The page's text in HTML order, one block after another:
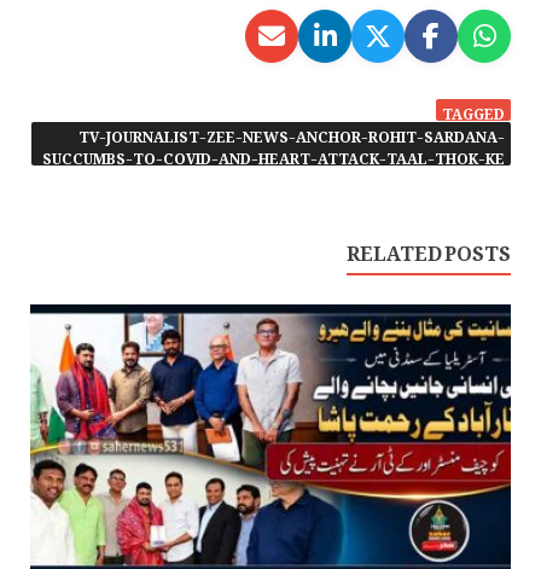
TAGGED
TV-JOURNALIST-ZEE-NEWS-ANCHOR-ROHIT-SARDANA-
SUCCUMBS-TO-COVID-AND-HEART-ATTACK-TAAL-THOK-KE
RELATED POSTS